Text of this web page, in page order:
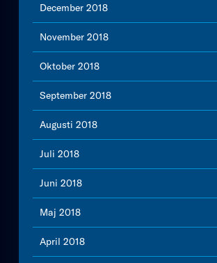
December 2018
November 2018
Oktober 2018
September 2018
Augusti 2018
Juli 2018
Juni 2018
Maj 2018
April 2018